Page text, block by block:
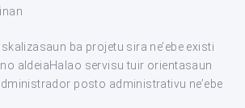
ba projetu sira ne’ebe existi
aldeiaHalao servisu tuir orientasaun
posto administrativu ne’ebe